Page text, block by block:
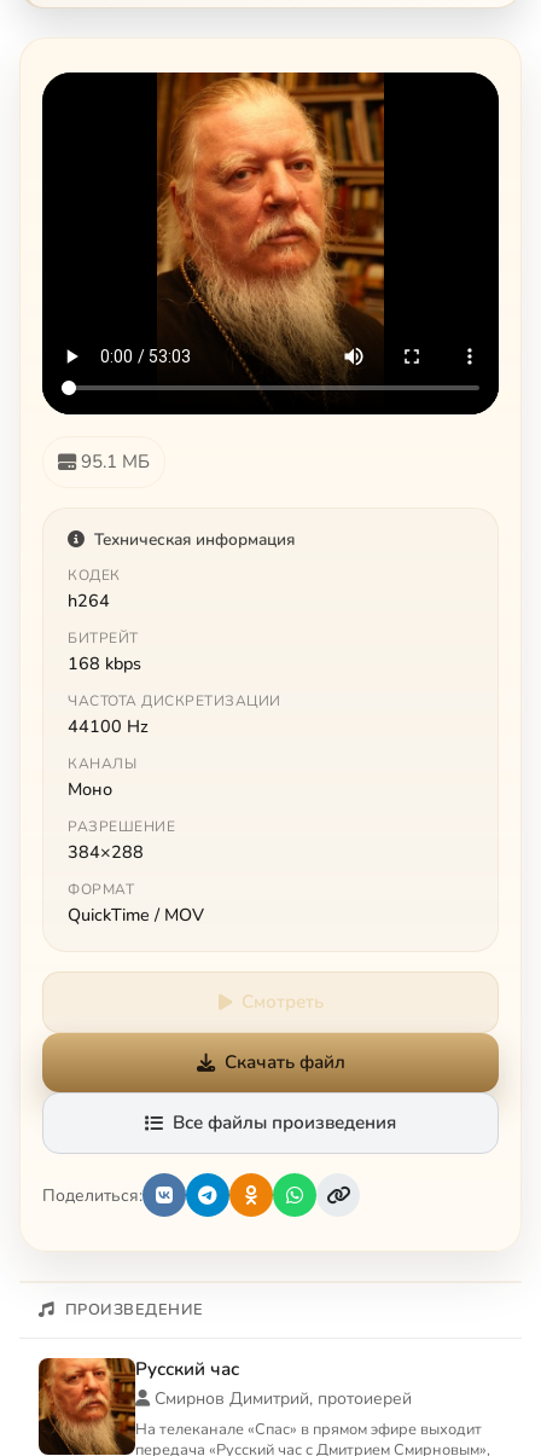
95.1 МБ
Техническая информация
КОДЕК
h264
БИТРЕЙТ
168 kbps
ЧАСТОТА ДИСКРЕТИЗАЦИИ
44100 Hz
КАНАЛЫ
Моно
РАЗРЕШЕНИЕ
384×288
ФОРМАТ
QuickTime / MOV
Смотреть
Скачать файл
Все файлы произведения
Поделиться:
ПРОИЗВЕДЕНИЕ
Русский час
Смирнов Димитрий, протоиерей
На телеканале «Спас» в прямом эфире выходит
передача «Русский час с Дмитрием Смирновым»,